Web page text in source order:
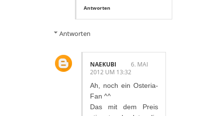
Antworten
Antworten
NAEKUBI
6. MAI
2012 UM 13:32
Ah, noch ein Osteria-
Fan ^^
Das mit dem Preis